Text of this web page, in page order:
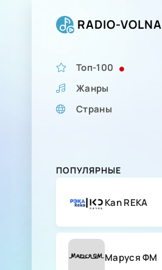
RADIO-VOLNA
Топ-100
Жанры
Страны
ПОПУЛЯРНЫЕ
Kan REKA
Маруся ФМ